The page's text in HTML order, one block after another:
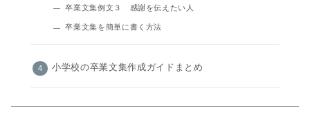
卒業文集例文３ 感謝を伝えたい人
卒業文集を簡単に書く方法
小学校の卒業文集作成ガイドまとめ